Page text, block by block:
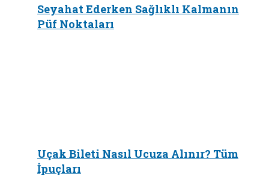
Seyahat Ederken Sağlıklı Kalmanın
Püf Noktaları
Uçak Bileti Nasıl Ucuza Alınır? Tüm
İpuçları